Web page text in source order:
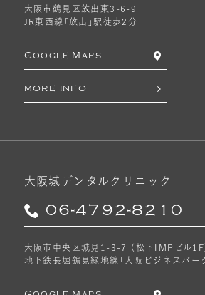
大阪市鶴見区放出東3-6-9
JR東西線「放出」駅徒歩2分
Google Maps
MORE INFO
大阪城デンタルクリニック
06-4792-8210
大阪市中央区城見1-3-7 （松下IMPビル1F
地下鉄長堀鶴見緑地線「大阪ビジネスパー